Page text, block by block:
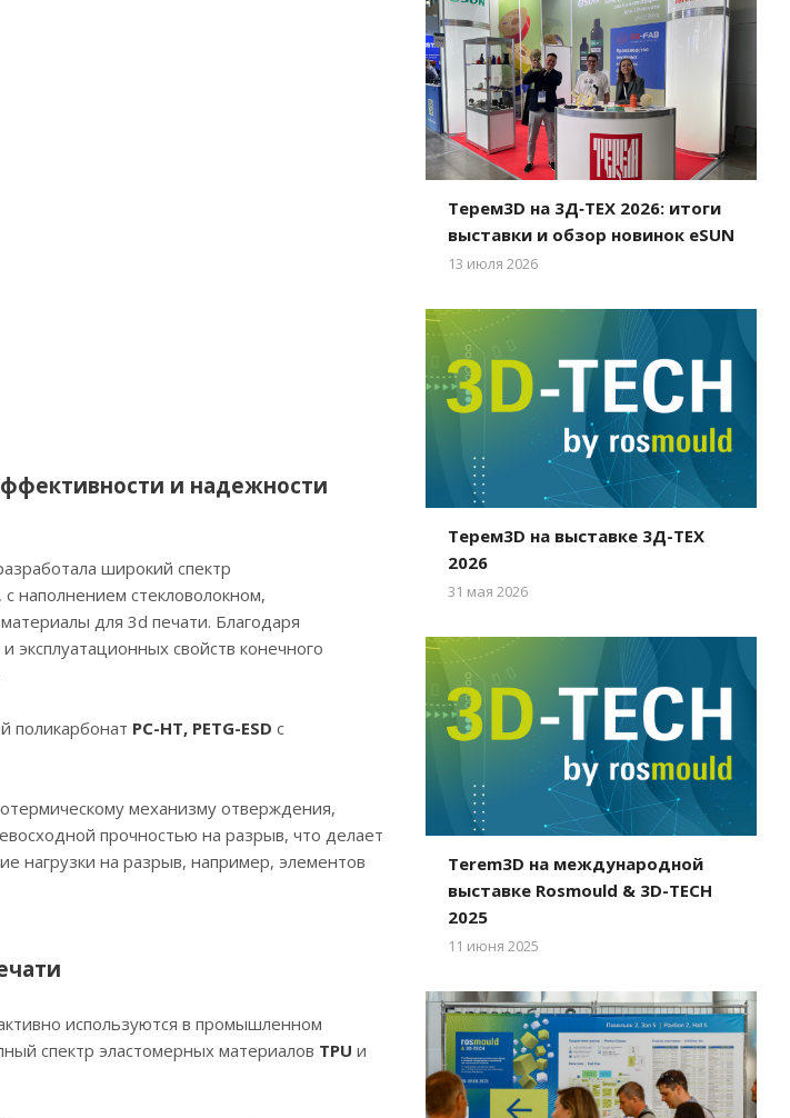
и надежности
широкий спектр
наполнением стекловолокном,
для 3d печати. Благодаря
свойств конечного
поликарбонат PC-HT, PETG-ESD с
механизму отверждения,
прочностью на разрыв, что делает
нагрузки на разрыв, например, элементов
используются в промышленном
спектр эластомерных материалов TPU и
Терем3D на 3Д‑ТЕХ 2026: итоги
выставки и обзор новинок eSUN
13 июля 2026
Терем3D на выставке 3Д-ТЕХ
2026
31 мая 2026
Terem3D на международной
выставке Rosmould & 3D-TECH
2025
11 июня 2025